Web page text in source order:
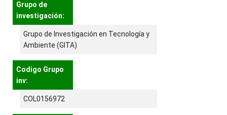
Grupo de
investigación:
Grupo de Investigación en Tecnología y
Ambiente (GITA)
Codigo Grupo
inv:
COL0156972